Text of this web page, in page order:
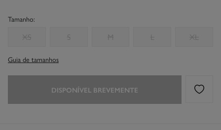
Tamanho:
XS S M L XL
Guia de tamanhos
DISPONÍVEL BREVEMENTE